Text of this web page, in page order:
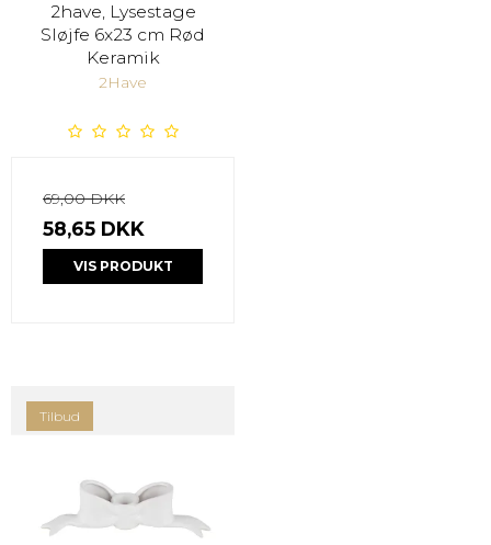
2have, Lysestage
Sløjfe 6x23 cm Rød
Keramik
2Have
69,00 DKK
58,65 DKK
VIS PRODUKT
Tilbud